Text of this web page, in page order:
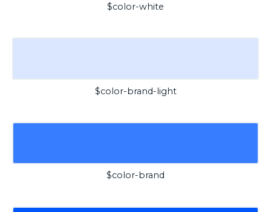
$color-white
$color-brand-light
$color-brand